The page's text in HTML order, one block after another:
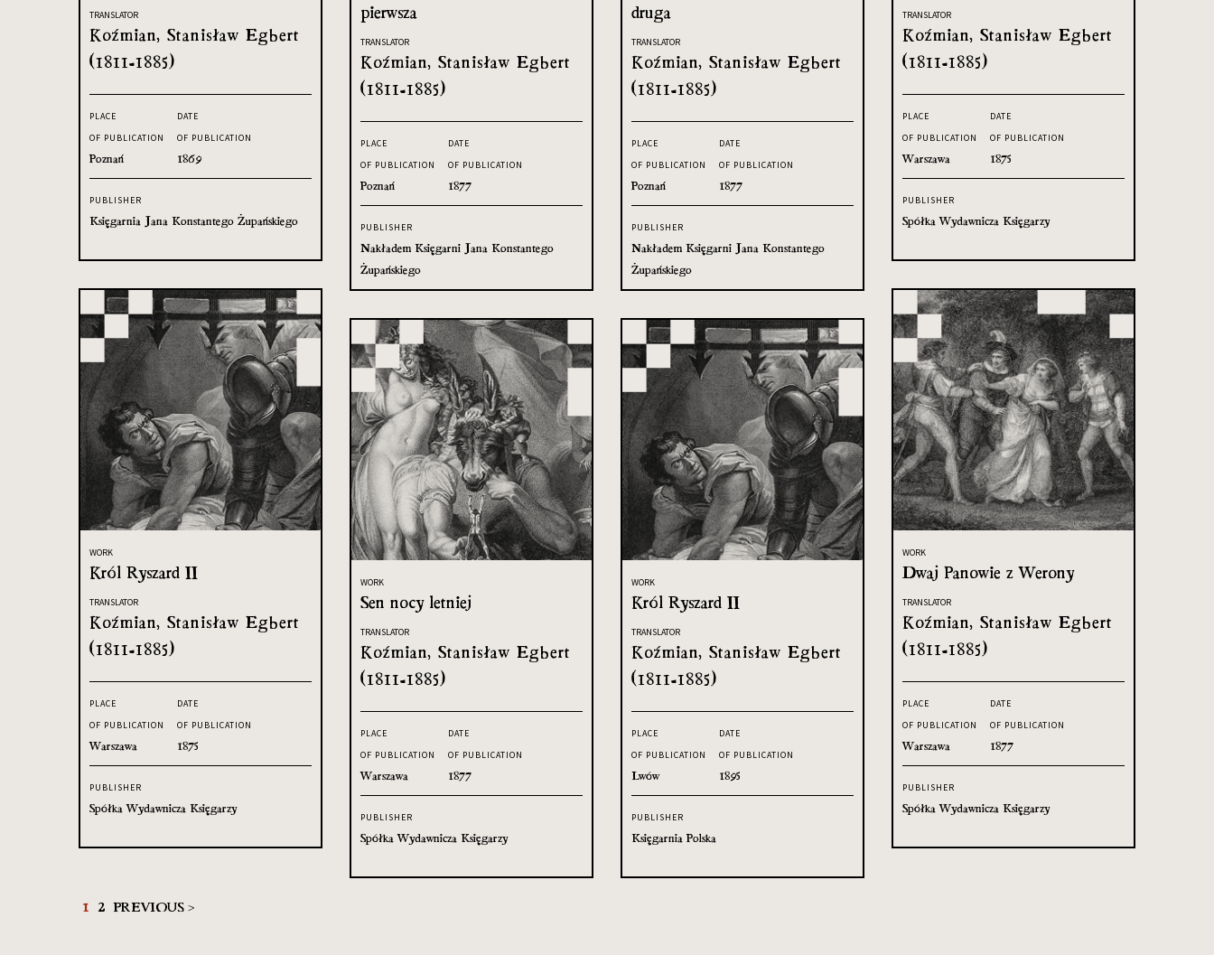
TRANSLATOR
Koźmian, Stanisław Egbert
(1811-1885)
PLACE
OF PUBLICATION
Poznań
DATE
OF PUBLICATION
1869
PUBLISHER
Księgarnia Jana Konstantego Żupańskiego
pierwsza
TRANSLATOR
Koźmian, Stanisław Egbert
(1811-1885)
PLACE
OF PUBLICATION
Poznań
DATE
OF PUBLICATION
1877
PUBLISHER
Nakładem Księgarni Jana Konstantego
Żupańskiego
druga
TRANSLATOR
Koźmian, Stanisław Egbert
(1811-1885)
PLACE
OF PUBLICATION
Poznań
DATE
OF PUBLICATION
1877
PUBLISHER
Nakładem Księgarni Jana Konstantego
Żupańskiego
TRANSLATOR
Koźmian, Stanisław Egbert
(1811-1885)
PLACE
OF PUBLICATION
Warszawa
DATE
OF PUBLICATION
1875
PUBLISHER
Spółka Wydawnicza Księgarzy
WORK
Król Ryszard II
TRANSLATOR
Koźmian, Stanisław Egbert
(1811-1885)
PLACE
OF PUBLICATION
Warszawa
DATE
OF PUBLICATION
1875
PUBLISHER
Spółka Wydawnicza Księgarzy
WORK
Dwaj Panowie z Werony
TRANSLATOR
Koźmian, Stanisław Egbert
(1811-1885)
PLACE
OF PUBLICATION
Warszawa
DATE
OF PUBLICATION
1877
PUBLISHER
Spółka Wydawnicza Księgarzy
WORK
Sen nocy letniej
TRANSLATOR
Koźmian, Stanisław Egbert
(1811-1885)
PLACE
OF PUBLICATION
Warszawa
DATE
OF PUBLICATION
1877
PUBLISHER
Spółka Wydawnicza Księgarzy
WORK
Król Ryszard II
TRANSLATOR
Koźmian, Stanisław Egbert
(1811-1885)
PLACE
OF PUBLICATION
Lwów
DATE
OF PUBLICATION
1895
PUBLISHER
Księgarnia Polska
1 2 PREVIOUS >